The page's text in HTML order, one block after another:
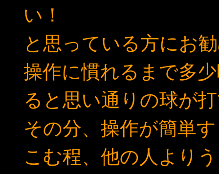
い！
と思っている方にお
操作に慣れるまで多
ると思い通りの球が
その分、操作が簡単
こむ程、他の人より